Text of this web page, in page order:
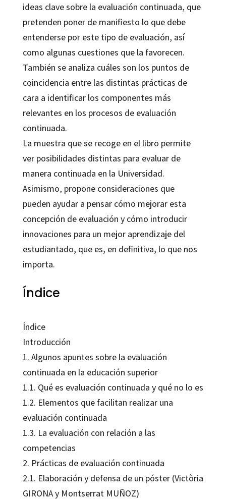
ideas clave sobre la evaluación continuada, que
pretenden poner de manifiesto lo que debe
entenderse por este tipo de evaluación, así
como algunas cuestiones que la favorecen.
También se analiza cuáles son los puntos de
coincidencia entre las distintas prácticas de
cara a identificar los componentes más
relevantes en los procesos de evaluación
continuada.
La muestra que se recoge en el libro permite
ver posibilidades distintas para evaluar de
manera continuada en la Universidad.
Asimismo, propone consideraciones que
pueden ayudar a pensar cómo mejorar esta
concepción de evaluación y cómo introducir
innovaciones para un mejor aprendizaje del
estudiantado, que es, en definitiva, lo que nos
importa.
Índice
Índice
Introducción
1. Algunos apuntes sobre la evaluación
continuada en la educación superior
1.1. Qué es evaluación continuada y qué no lo es
1.2. Elementos que facilitan realizar una
evaluación continuada
1.3. La evaluación con relación a las
competencias
2. Prácticas de evaluación continuada
2.1. Elaboración y defensa de un póster (Victòria
GIRONA y Montserrat MUÑOZ)